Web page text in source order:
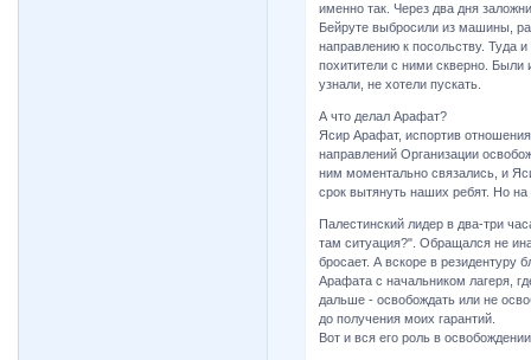
именно так. Через два дня
Бейруте выбросили из машины,
направлению к посольству. Туда
похитители с ними скверно. Были
узнали, не хотели пускать.
А что делал Арафат?
Ясир Арафат, испортив
направлений Организации
ним моментально связались, и
срок вытянуть наших ребят. Но на
Палестинский лидер в два-три
там ситуация?". Обращался не
бросает. А вскоре в резидентуру
Арафата с начальником лагеря,
дальше - освобождать или не
до получения моих гарантий.
Вот и вся его роль в